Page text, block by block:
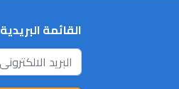
القائمة البريدية